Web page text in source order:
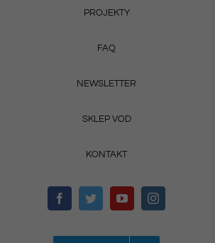
PROJEKTY
FAQ
NEWSLETTER
SKLEP VOD
KONTAKT